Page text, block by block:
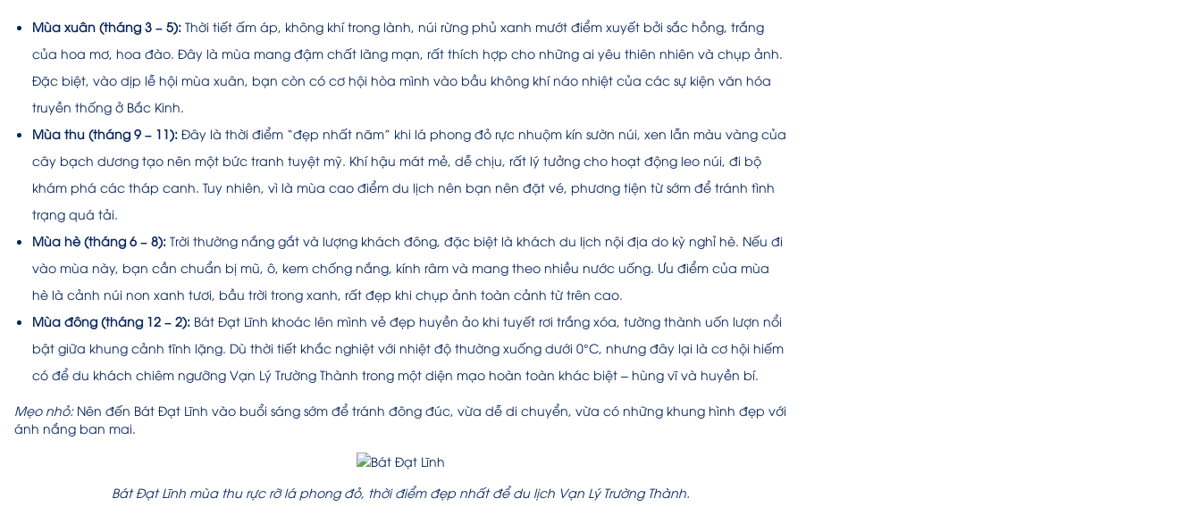
Mùa xuân (tháng 3 – 5): Thời tiết ấm áp, không khí trong lành, núi rừng phủ xanh mướt điểm xuyết bởi sắc hồng, trắng
của hoa mơ, hoa đào. Đây là mùa mang đậm chất lãng mạn, rất thích hợp cho những ai yêu thiên nhiên và chụp ảnh.
Đặc biệt, vào dịp lễ hội mùa xuân, bạn còn có cơ hội hòa mình vào bầu không khí náo nhiệt của các sự kiện văn hóa
truyền thống ở Bắc Kinh.
Mùa thu (tháng 9 – 11): Đây là thời điểm “đẹp nhất năm” khi lá phong đỏ rực nhuộm kín sườn núi, xen lẫn màu vàng của
cây bạch dương tạo nên một bức tranh tuyệt mỹ. Khí hậu mát mẻ, dễ chịu, rất lý tưởng cho hoạt động leo núi, đi bộ
khám phá các tháp canh. Tuy nhiên, vì là mùa cao điểm du lịch nên bạn nên đặt vé, phương tiện từ sớm để tránh tình
trạng quá tải.
Mùa hè (tháng 6 – 8): Trời thường nắng gắt và lượng khách đông, đặc biệt là khách du lịch nội địa do kỳ nghỉ hè. Nếu đi
vào mùa này, bạn cần chuẩn bị mũ, ô, kem chống nắng, kính râm và mang theo nhiều nước uống. Ưu điểm của mùa
hè là cảnh núi non xanh tươi, bầu trời trong xanh, rất đẹp khi chụp ảnh toàn cảnh từ trên cao.
Mùa đông (tháng 12 – 2): Bát Đạt Lĩnh khoác lên mình vẻ đẹp huyền ảo khi tuyết rơi trắng xóa, tường thành uốn lượn nổi
bật giữa khung cảnh tĩnh lặng. Dù thời tiết khắc nghiệt với nhiệt độ thường xuống dưới 0°C, nhưng đây lại là cơ hội hiếm
có để du khách chiêm ngưỡng Vạn Lý Trường Thành trong một diện mạo hoàn toàn khác biệt – hùng vĩ và huyền bí.
Mẹo nhỏ:Nên đến Bát Đạt Lĩnh vào buổi sáng sớm để tránh đông đúc, vừa dễ di chuyển, vừa có những khung hình đẹp với
ánh nắng ban mai.
Bát Đạt Lĩnh mùa thu rực rỡ lá phong đỏ, thời điểm đẹp nhất để du lịch Vạn Lý Trường Thành.